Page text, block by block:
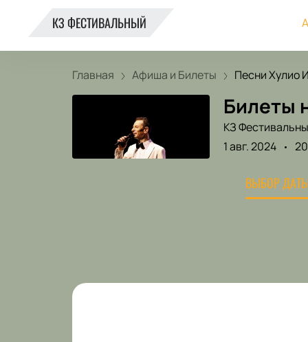
КЗ ФЕСТИВАЛЬНЫЙ
Главная Афиша и Билеты Песни Хулио
Билеты
КЗ
1 авг. 2024
ВЫБОР